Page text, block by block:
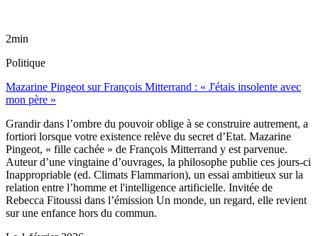
2min
Politique
Mazarine Pingeot sur François Mitterrand : « J'étais insolente avec
mon père »
Grandir dans l’ombre du pouvoir oblige à se construire autrement, a
fortiori lorsque votre existence relève du secret d’Etat. Mazarine
Pingeot, « fille cachée » de François Mitterrand y est parvenue.
Auteur d’une vingtaine d’ouvrages, la philosophe publie ces jours-ci
Inappropriable (ed. Climats Flammarion), un essai ambitieux sur la
relation entre l’homme et l'intelligence artificielle. Invitée de
Rebecca Fitoussi dans l’émission Un monde, un regard, elle revient
sur une enfance hors du commun.